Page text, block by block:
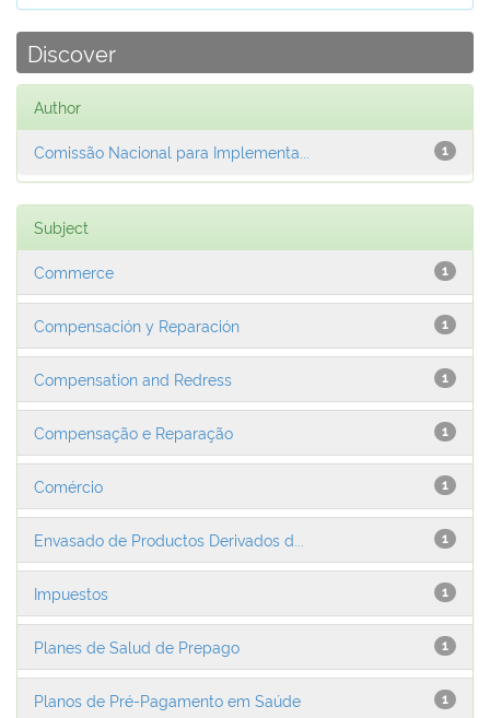
Discover
Author
1
Comissão Nacional para Implementa...
Subject
1
Commerce
1
Compensación y Reparación
1
Compensation and Redress
1
Compensação e Reparação
1
Comércio
1
Envasado de Productos Derivados d...
1
Impuestos
1
Planes de Salud de Prepago
1
Planos de Pré-Pagamento em Saúde